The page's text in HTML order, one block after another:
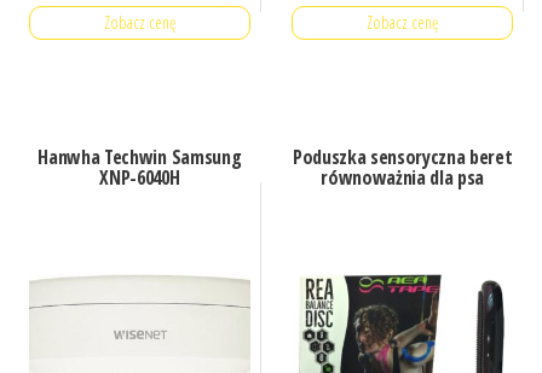
Zobacz cenę Zobacz cenę
Hanwha Techwin Samsung
XNP-6040H
Poduszka sensoryczna beret
równoważnia dla psa